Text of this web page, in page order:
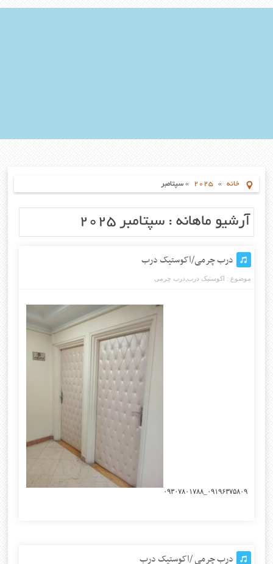
خانه »
2025
»سپتامبر
آرشیو ماهانه :سپتامبر 2025
درب چرمی/اکوستیک درب
موضوع : اکوستیک درب درب چرمی
۰۹۱۹۶۳۷۵۸۰۹_۰۹۳۰۷۸۰۱۷۸۸
درب چرمی /اکوستیک درب